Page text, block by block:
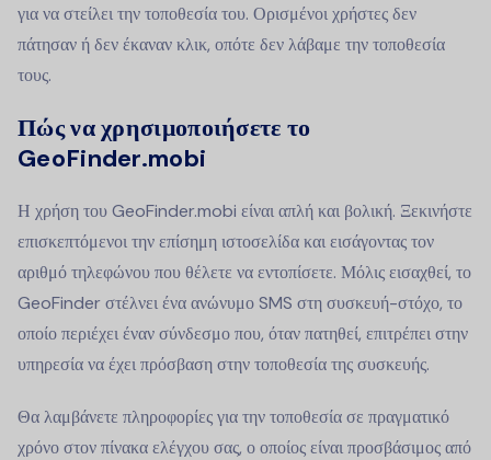
για να στείλει την τοποθεσία του. Ορισμένοι χρήστες δεν
πάτησαν ή δεν έκαναν κλικ, οπότε δεν λάβαμε την τοποθεσία
τους.
Πώς να χρησιμοποιήσετε το
GeoFinder.mobi
Η χρήση του GeoFinder.mobi είναι απλή και βολική. Ξεκινήστε
επισκεπτόμενοι την επίσημη ιστοσελίδα και εισάγοντας τον
αριθμό τηλεφώνου που θέλετε να εντοπίσετε. Μόλις εισαχθεί, το
GeoFinder στέλνει ένα ανώνυμο SMS στη συσκευή-στόχο, το
οποίο περιέχει έναν σύνδεσμο που, όταν πατηθεί, επιτρέπει στην
υπηρεσία να έχει πρόσβαση στην τοποθεσία της συσκευής.
Θα λαμβάνετε πληροφορίες για την τοποθεσία σε πραγματικό
χρόνο στον πίνακα ελέγχου σας, ο οποίος είναι προσβάσιμος από